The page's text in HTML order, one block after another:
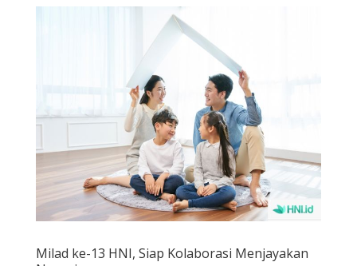
Milad ke-13 HNI, Siap Kolaborasi Menjayakan